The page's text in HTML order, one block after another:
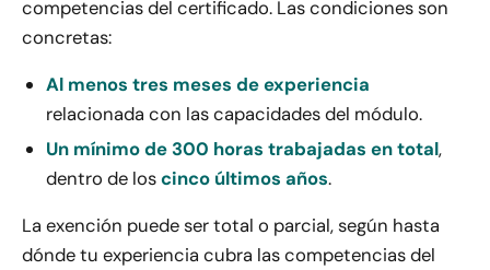
competencias del certificado. Las condiciones son
concretas:
Al menos tres meses de experiencia
relacionada con las capacidades del módulo.
Un mínimo de 300 horas trabajadas en total,
dentro de loscinco últimos años.
La exención puede ser total o parcial, según hasta
dónde tu experiencia cubra las competencias del